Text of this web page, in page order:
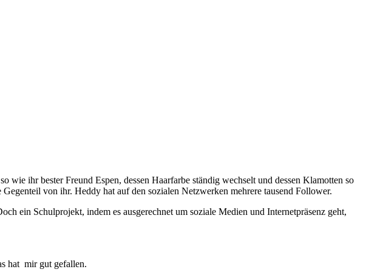
ihr bester Freund Espen, dessen Haarfarbe ständig wechselt und dessen Klamotten so
von ihr. Heddy hat auf den sozialen Netzwerken mehrere tausend Follower.
ein Schulprojekt, indem es ausgerechnet um soziale Medien und Internetpräsenz geht,
hat mir gut gefallen.